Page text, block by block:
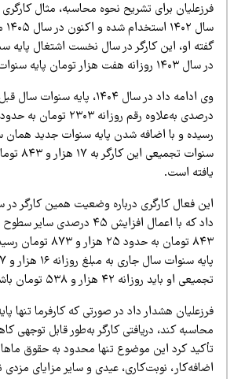
برای تشریح نحوه محاسبه، مثال کارگری را
سال ۱۴۰۲
او، این کارگر در سال نخست اشتغال پایه سنوات
هفت هزار تومان پایه سنوات داشته است.
و با اضافه شدن پایه سنوات جدید همان سال،
سنوات تجمیعی این کارگر
است.
۸۴۳ تومان به حدود ۲۵ هزار و ۸۷۳
پایه
او باید روزانه ۴۲ هزار و ۵۳۸ تومان باشد.
هشدار داد در صورتی که کارفرما تنها پایه
کند، دریافتی کارگر به‌طور قابل توجهی کاهش
کرد این موضوع تنها محدود به حقوق ماهانه
نوبت‌کاری، عیدی و سایر مزایای مزدی نیز